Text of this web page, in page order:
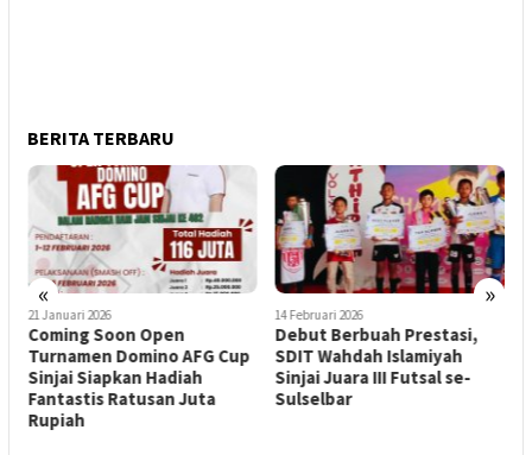
BERITA TERBARU
« »
21 Januari 2026
Coming Soon Open
Turnamen Domino AFG Cup
Sinjai Siapkan Hadiah
Fantastis Ratusan Juta
Rupiah
14 Februari 2026
Debut Berbuah Prestasi,
SDIT Wahdah Islamiyah
Sinjai Juara III Futsal se-
Sulselbar